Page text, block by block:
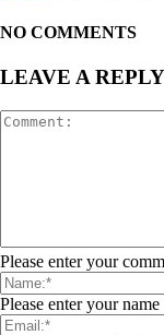
NO COMMENTS
LEAVE A REPLY
Please enter your
Please enter your name